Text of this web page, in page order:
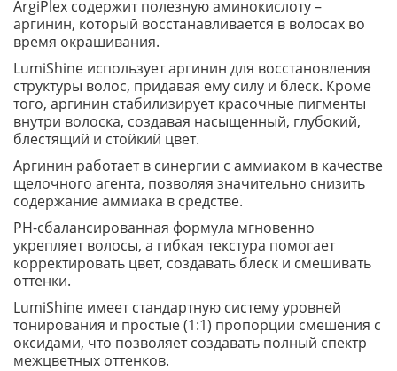
ArgiPlex содержит полезную аминокислоту –
аргинин, который восстанавливается в волосах во
время окрашивания.
LumiShine использует аргинин для восстановления
структуры волос, придавая ему силу и блеск. Кроме
того, аргинин стабилизирует красочные пигменты
внутри волоска, создавая насыщенный, глубокий,
блестящий и стойкий цвет.
Аргинин работает в синергии с аммиаком в качестве
щелочного агента, позволяя значительно снизить
содержание аммиака в средстве.
РН-сбалансированная формула мгновенно
укрепляет волосы, а гибкая текстура помогает
корректировать цвет, создавать блеск и смешивать
оттенки.
LumiShine имеет стандартную систему уровней
тонирования и простые (1:1) пропорции смешения с
оксидами, что позволяет создавать полный спектр
межцветных оттенков.